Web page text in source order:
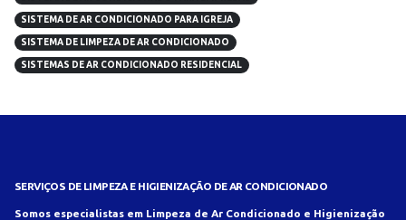
SISTEMA DE AR CONDICIONADO PARA IGREJA
SISTEMA DE LIMPEZA DE AR CONDICIONADO
SISTEMAS DE AR CONDICIONADO RESIDENCIAL
SERVIÇOS DE LIMPEZA E HIGIENIZAÇÃO DE AR CONDICIONADO
Somos especialistas em Limpeza de Ar Condicionado e Higienização